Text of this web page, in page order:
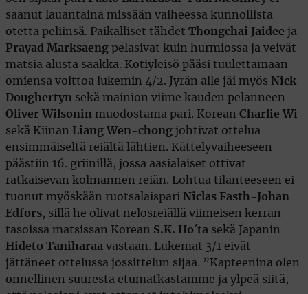
saanut lauantaina missään vaiheessa kunnollista
otetta peliinsä. Paikalliset tähdet Thongchai Jaidee ja
Prayad Marksaeng pelasivat kuin hurmiossa ja veivät
matsia alusta saakka. Kotiyleisö pääsi tuulettamaan
omiensa voittoa lukemin 4/2. Jyrän alle jäi myös Nick
Doughertyn sekä mainion viime kauden pelanneen
Oliver Wilsonin muodostama pari. Korean Charlie Wi
sekä Kiinan
Liang Wen-chong johtivat ottelua
ensimmäiseltä reiältä lähtien. Kättelyvaiheeseen
päästiin 16. griinillä, jossa aasialaiset ottivat
ratkaisevan kolmannen reiän. Lohtua tilanteeseen ei
tuonut myöskään ruotsalaispari Niclas Fasth-Johan
Edfors, sillä he olivat nelosreiällä viimeisen kerran
tasoissa matsissan Korean S.K. Ho´ta sekä Japanin
Hideto Taniharaa vastaan. Lukemat 3/1 eivät
jättäneet ottelussa jossittelun sijaa. ”Kapteenina olen
onnellinen suuresta etumatkastamme ja ylpeä siitä,